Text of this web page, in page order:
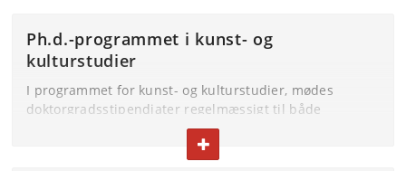
Ph.d.-programmet i kunst- og
kulturstudier
I programmet for kunst- og kulturstudier, mødes
doktorgradsstipendiater regelmæssigt til både
akademiske og sociale aktiviteter. Tilbagevendende
formater inkluderer ph.d.-seminarer, læsesessioner,
metodologi-workshops, seminarer om arbejdspraksis,
FOLD TEKST IND ELLER UD